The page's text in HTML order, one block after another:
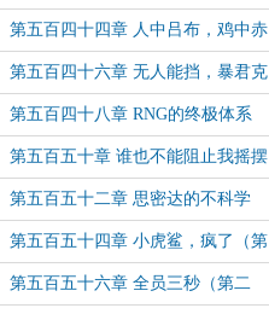
（第二更）
第五百四十四章 人中吕布，鸡中赤
兔（第二更）
第五百四十六章 无人能挡，暴君克
烈！（第二更）
第五百四十八章 RNG的终极体系
（第二更）
第五百五十章 谁也不能阻止我摇摆
（第二更）
第五百五十二章 思密达的不科学
啊！（第二更）
第五百五十四章 小虎鲨，疯了（第
二更）
第五百五十六章 全员三秒（第二